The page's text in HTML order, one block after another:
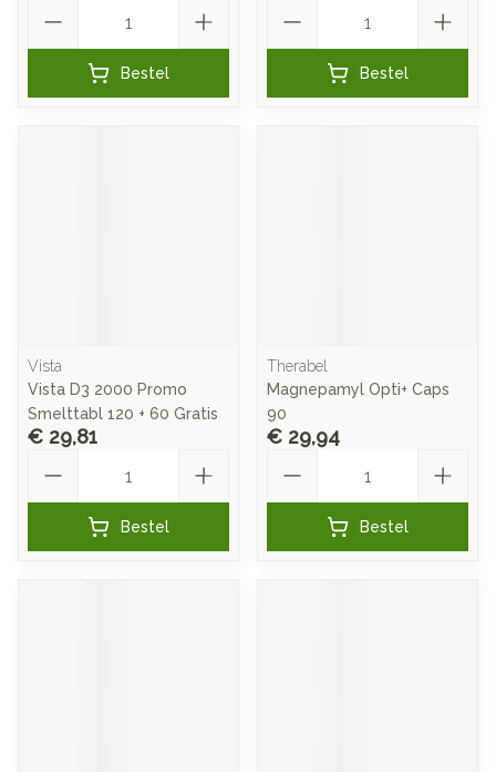
Bestel Bestel
Vista
Vista D3 2000 Promo
Smelttabl 120 + 60 Gratis
€ 29,81
Bestel
Therabel
Magnepamyl Opti+ Caps
90
€ 29,94
Bestel